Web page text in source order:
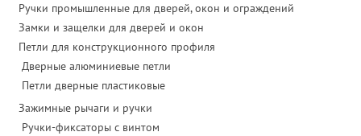
Ручки промышленные для дверей, окон и ограждений
Замки и защелки для дверей и окон
Петли для конструкционного профиля
Дверные алюминиевые петли
Петли дверные пластиковые
Зажимные рычаги и ручки
Ручки-фиксаторы c винтом